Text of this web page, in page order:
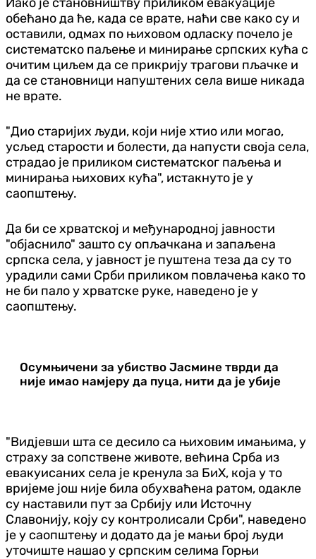
обећано да ће, када се врате, наћи све како су и
оставили, одмах по њиховом одласку почело је
систематско паљење и минирање српских кућа с
очитим циљем да се прикрију трагови пљачке и
да се становници напуштених села више никада
не врате.
"Дио старијих људи, који није хтио или могао,
усљед старости и болести, да напусти своја села,
страдао је приликом систематског паљења и
минирања њихових кућа", истакнуто је у
саопштењу.
Да би се хрватској и међународној јавности
"објаснило" зашто су опљачкана и запаљена
српска села, у јавност је пуштена теза да су то
урадили сами Срби приликом повлачења како то
не би пало у хрватске руке, наведено је у
саопштењу.
Осумњичени за убиство Јасмине тврди да
није имао намјеру да пуца, нити да је убије
"Видјевши шта се десило са њиховим имањима, у
страху за сопствене животе, већина Срба из
евакуисаних села је кренула за БиХ, која у то
вријеме још није била обухваћена ратом, одакле
су наставили пут за Србију или Источну
Славонију, коју су контролисали Срби", наведено
је у саопштењу и додато да је мањи број људи
уточиште нашао у српским селима Горњи